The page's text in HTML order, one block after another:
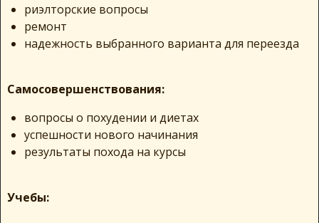
риэлторские вопросы
ремонт
надежность выбранного варианта для переезда
Самосовершенствования:
вопросы о похудении и диетах
успешности нового начинания
результаты похода на курсы
Учебы: